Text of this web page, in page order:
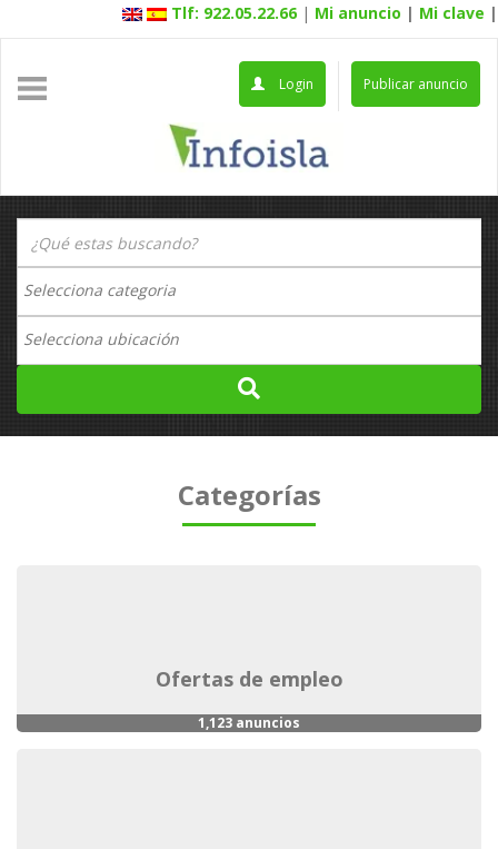
Tlf: 922.05.22.66 | Mi anuncio | Mi clave |
Publicar anuncio
Login
Categorías
ofertas de empleo
1,123 anuncios